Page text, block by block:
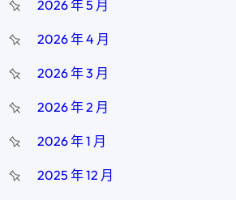
2026 年 5 月
2026 年 4 月
2026 年 3 月
2026 年 2 月
2026 年 1 月
2025 年 12 月